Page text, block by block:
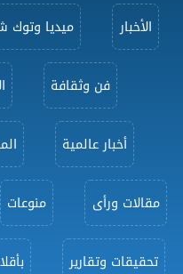
الأخبار ميديا وتوك
فن وثقافة
أخبار عالمية
مقالات ورأى منوعات
تحقيقات وتقارير